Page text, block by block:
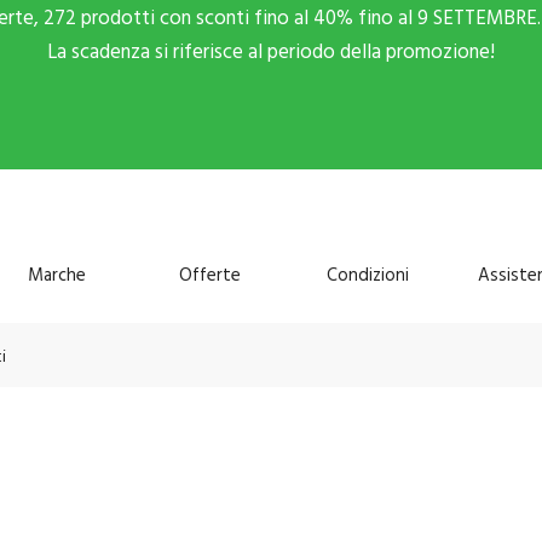
272 prodotti con sconti fino al 40% fino al 9
La scadenza si riferisce al periodo della promozione!
Marche Offerte Condizioni